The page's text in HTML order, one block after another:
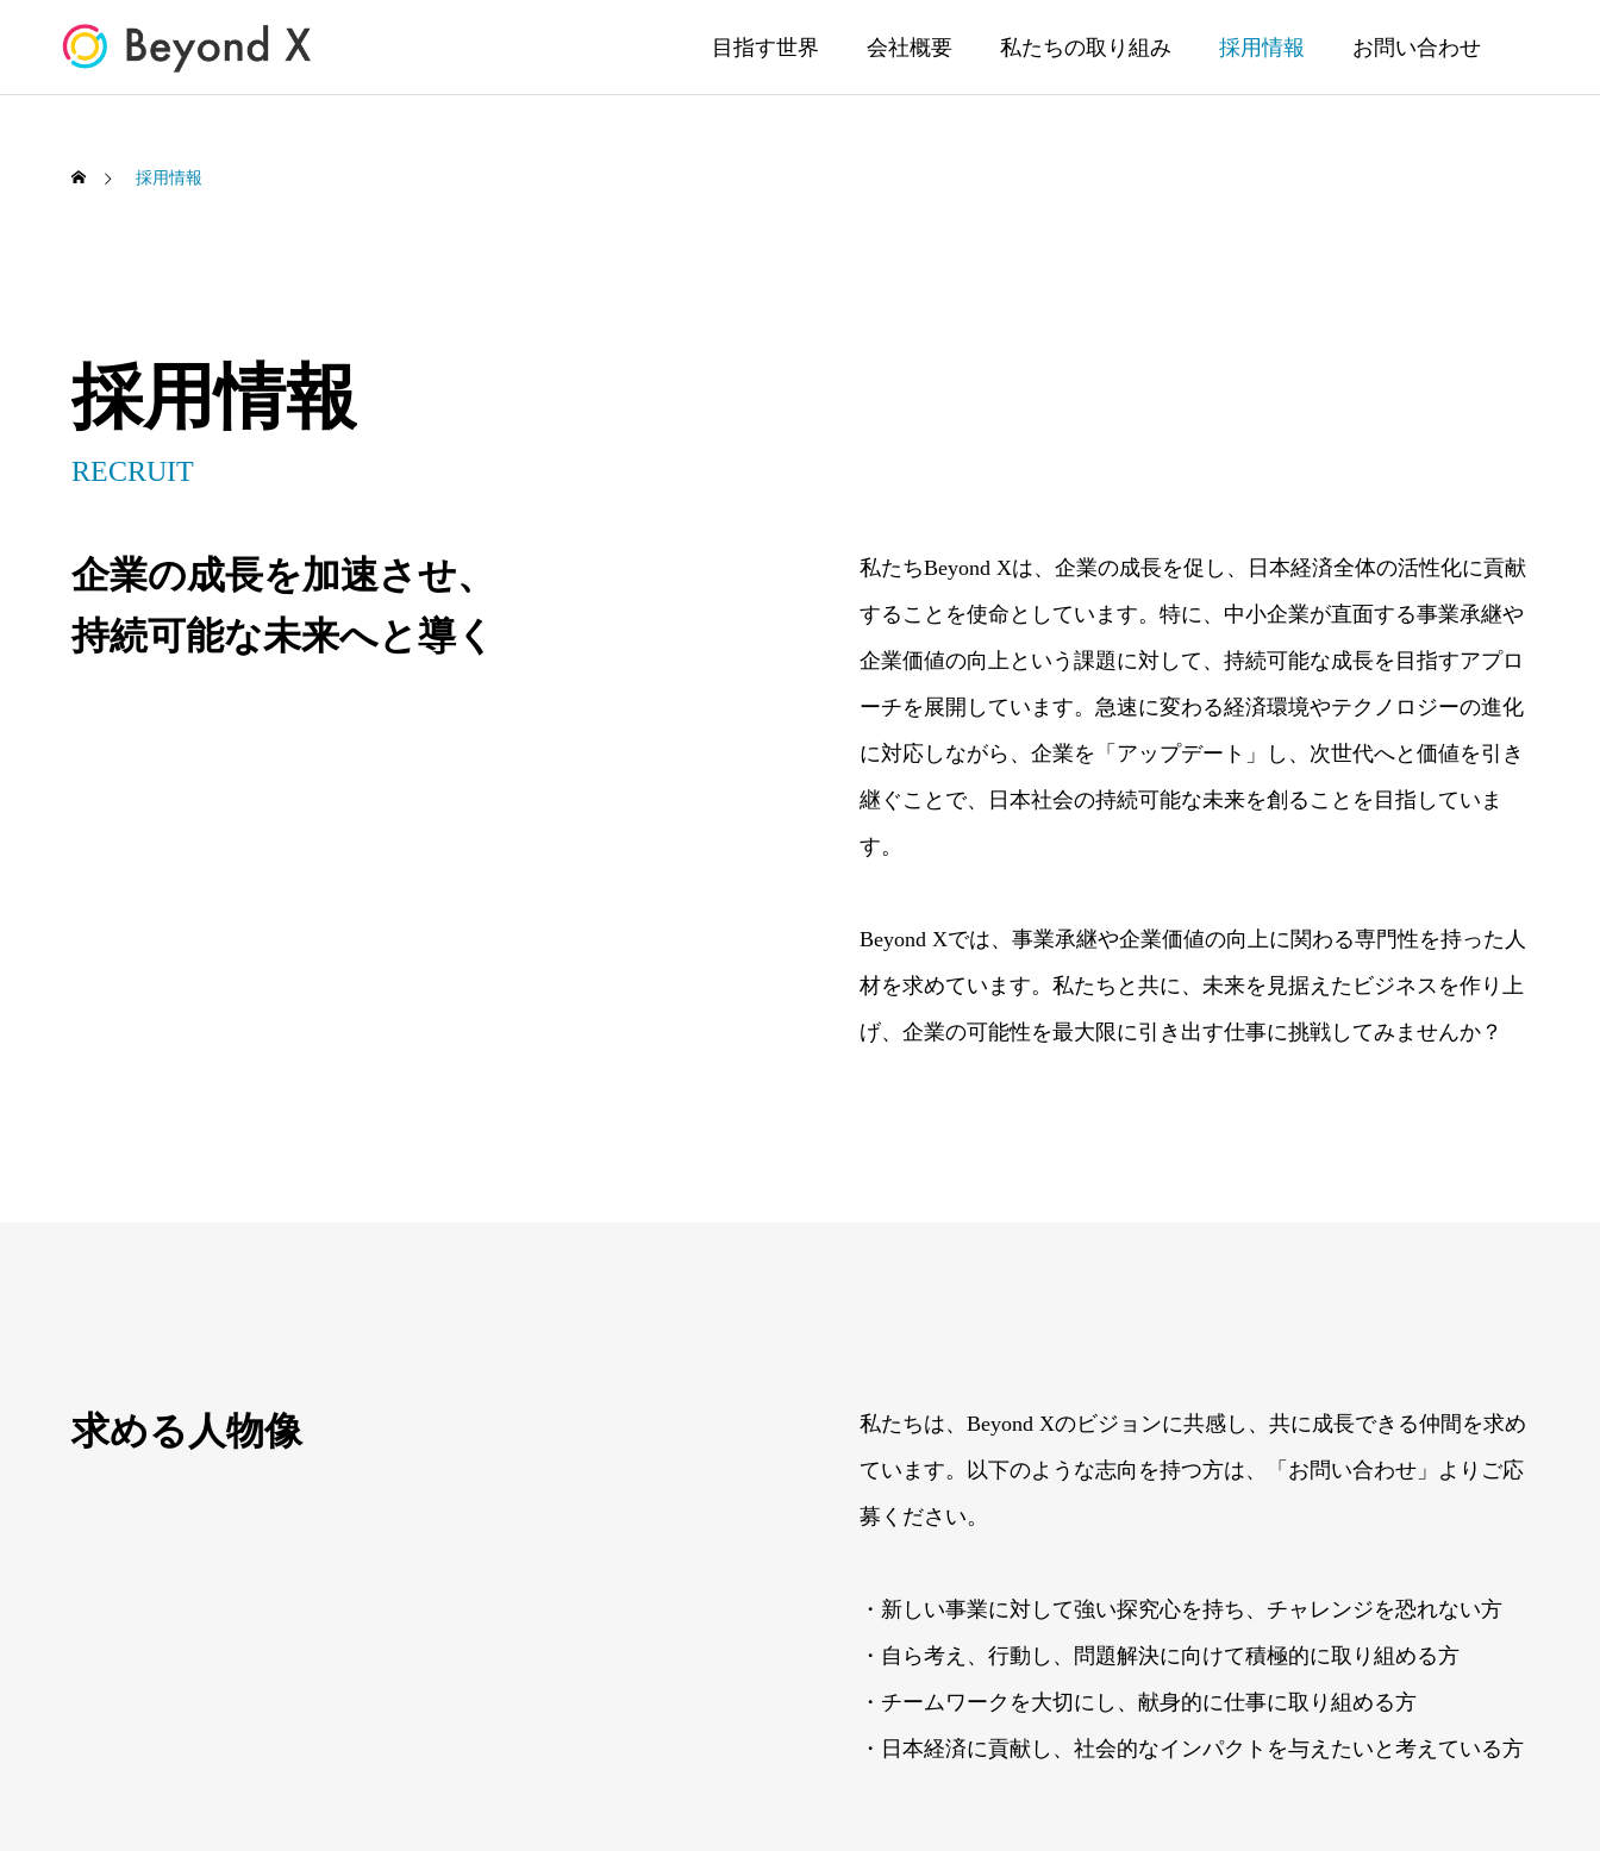
目指す世界 会社概要 私たちの取り組み 採用情報 お問い合わせ
採用情報
採用情報
RECRUIT
企業の成長を加速させ、
持続可能な未来へと導く
私たちBeyond Xは、企業の成長を促し、日本経済全体の活性化に貢献
することを使命としています。特に、中小企業が直面する事業承継や
企業価値の向上という課題に対して、持続可能な成長を目指すアプロ
ーチを展開しています。急速に変わる経済環境やテクノロジーの進化
に対応しながら、企業を「アップデート」し、次世代へと価値を引き
継ぐことで、日本社会の持続可能な未来を創ることを目指していま
す。
Beyond Xでは、事業承継や企業価値の向上に関わる専門性を持った人
材を求めています。私たちと共に、未来を見据えたビジネスを作り上
げ、企業の可能性を最大限に引き出す仕事に挑戦してみませんか？
求める人物像
私たちは、Beyond Xのビジョンに共感し、共に成長できる仲間を求め
ています。以下のような志向を持つ方は、「お問い合わせ」よりご応
募ください。
・新しい事業に対して強い探究心を持ち、チャレンジを恐れない方
・自ら考え、行動し、問題解決に向けて積極的に取り組める方
・チームワークを大切にし、献身的に仕事に取り組める方
・日本経済に貢献し、社会的なインパクトを与えたいと考えている方